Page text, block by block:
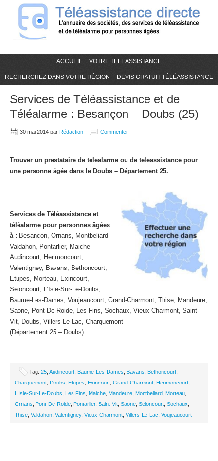
ACCUEIL VOTRE TÉLÉASSISTANCE
RECHERCHEZ DANS VOTRE RÉGION DEVIS GRATUIT TÉLÉASSISTANCE
Services de Téléassistance et de
Téléalarme : Besançon – Doubs (25)
30 mai 2014 par Rédaction Commenter
Trouver un prestataire de telealarme ou de teleassistance pour
une personne âgée dans le Doubs – Département 25.
Services de Téléassistance et
téléalarme pour personnes âgées
à : Besancon, Ornans, Montbeliard,
Valdahon, Pontarlier, Maiche,
Audincourt, Herimoncourt,
Valentigney, Bavans, Bethoncourt,
Etupes, Morteau, Exincourt,
Seloncourt, L’Isle-Sur-Le-Doubs,
Baume-Les-Dames, Voujeaucourt, Grand-Charmont, Thise, Mandeure,
Saone, Pont-De-Roide, Les Fins, Sochaux, Vieux-Charmont, Saint-
Vit, Doubs, Villers-Le-Lac, Charquemont
(Département 25 – Doubs)
Tag: 25 Audincourt Baume-Les-Dames Bavans Bethoncourt
Charquemont Doubs Etupes Exincourt Grand-Charmont Herimoncourt
L'Isle-Sur-Le-Doubs
Les Fins Maiche Mandeure Montbeliard Morteau
Ornans
Pont-De-Roide Pontarlier, Saint-Vit Saone Seloncourt Sochaux
Thise Valdahon Valentigney, Vieux-Charmont Villers-Le-Lac Voujeaucourt